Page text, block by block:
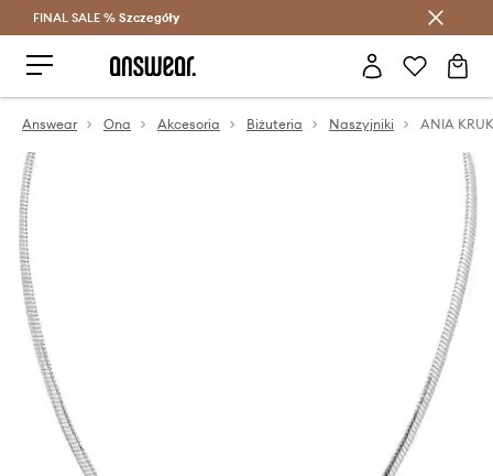
Oszczędzaj z Answear Club >
FINAL SALE % Szczegóły
Answear Ona Akcesoria Biżuteria Naszyjniki ANIA